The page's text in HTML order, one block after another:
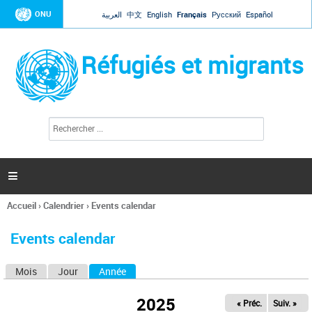
Jump to navigation
ONU العربية 中文 English Français Русский Español
Réfugiés et migrants
l
c
h
e

Vous
ici
Accueil›Calendrier› Events calendar
Events calendar
Mois Jour Année
2025 « Préc. Suiv. »